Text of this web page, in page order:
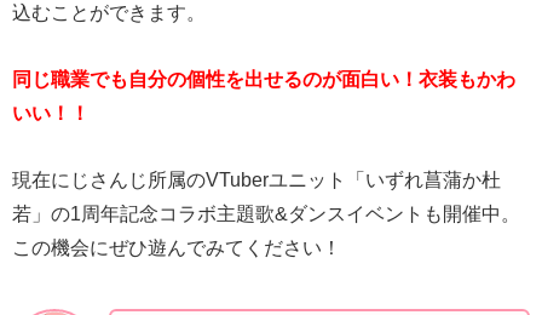
込むことができます。
同じ職業でも自分の個性を出せるのが面白い！衣装もかわ
いい！！
現在にじさんじ所属のVTuberユニット「いずれ菖蒲か杜
若」の1周年記念コラボ主題歌&ダンスイベントも開催中。
この機会にぜひ遊んでみてください！